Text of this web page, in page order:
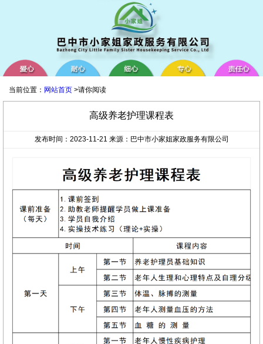
当前位置： 网站首页 >请你阅读
高级养老护理课程表
发布时间：2023-11-21 来源：巴中市小家姐家政服务有限公司